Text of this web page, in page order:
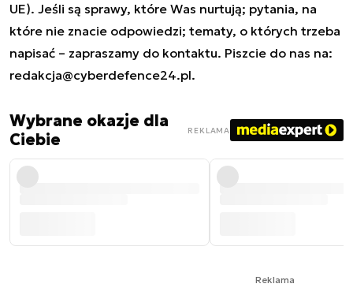
UE). Jeśli są sprawy, które Was nurtują; pytania, na
które nie znacie odpowiedzi; tematy, o których trzeba
napisać – zapraszamy do kontaktu. Piszcie do nas na:
redakcja@cyberdefence24.pl.
Wybrane okazje dla
Ciebie
REKLAMA
Reklama